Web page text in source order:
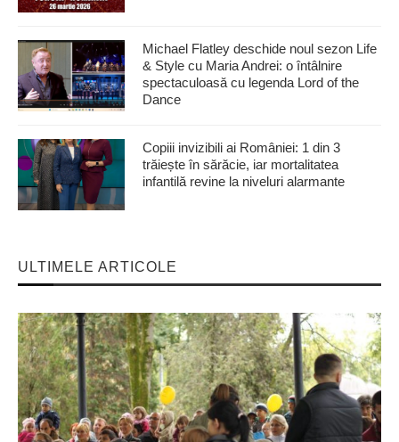
Michael Flatley deschide noul sezon Life
& Style cu Maria Andrei: o întâlnire
spectaculoasă cu legenda Lord of the
Dance
Copiii invizibili ai României: 1 din 3
trăiește în sărăcie, iar mortalitatea
infantilă revine la niveluri alarmante
ULTIMELE ARTICOLE